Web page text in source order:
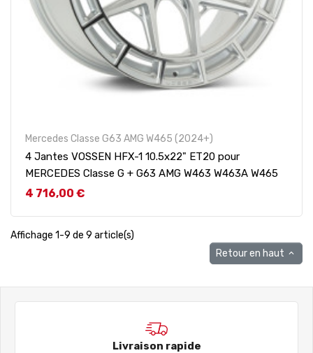
Mercedes Classe G63 AMG W465 (2024+)
4 Jantes VOSSEN HFX-1 10.5x22" ET20 pour
MERCEDES Classe G + G63 AMG W463 W463A W465
Prix
4 716,00 €
Affichage 1-9 de 9 article(s)
Retour en haut 
Livraison rapide